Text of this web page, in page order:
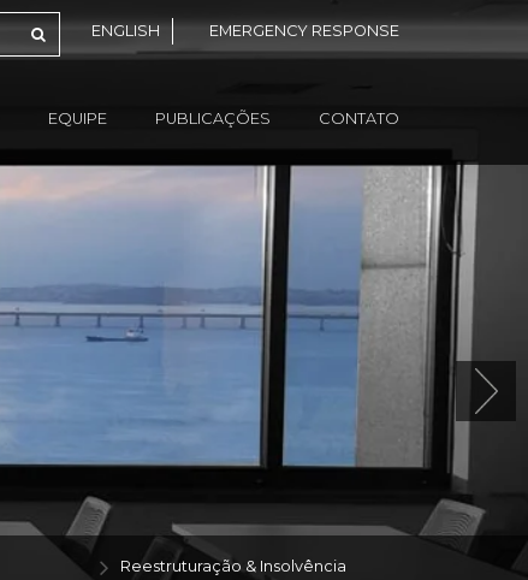
ENGLISH EMERGENCY RESPONSE
EQUIPE PUBLICAÇÕES CONTATO
Reestruturação & Insolvência